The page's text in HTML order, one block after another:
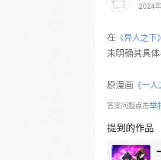
2024
在 《异人之下》
未明确其具
原漫画 《一人
答案问题点击举
提到的作品